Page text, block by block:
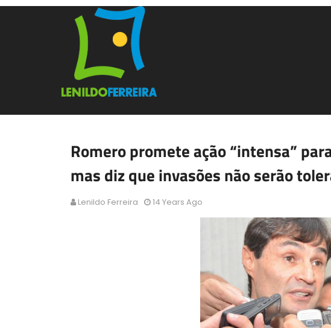
Romero promete ação “intensa”
mas diz que invasões não serão
Lenildo Ferreira 14 Years Ago